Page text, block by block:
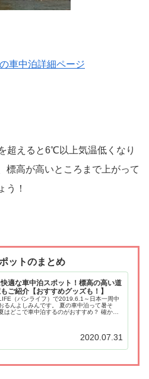
車中泊詳細ページ
超えると6℃以上気温低くなり
標高が高いところまで上がって
う！
ットのまとめ
適な車中泊スポット！標高の高い道
ご紹介【おすすめグッズも！】
（バンライフ）で2019.6.1～日本一周中
るんよしみんです。 夏の車中泊って暑そ
はどこで車中泊するのがおすすめ？ 確かに
2020.07.31